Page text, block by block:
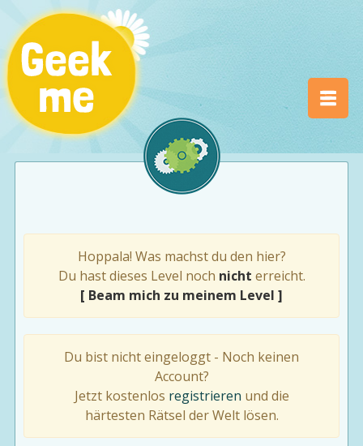
Hoppala! Was machst du den hier?
Du hast dieses Level noch nicht erreicht.
[ Beam mich zu meinem Level ]
Du bist nicht eingeloggt - Noch keinen
Account?
Jetzt kostenlos registrieren und die
härtesten Rätsel der Welt lösen.